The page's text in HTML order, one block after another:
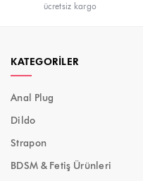
ücretsiz kargo
KATEGORILER
Anal Plug
Dildo
Strapon
BDSM & Fetiş Ürünleri